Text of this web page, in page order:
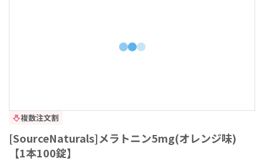
複数注文割
[SourceNaturals]メラトニン5mg(オレンジ味)
【1本100錠】